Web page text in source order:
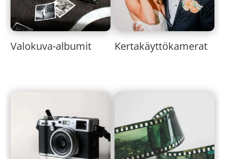
Valokuva-albumit Kertakäyttökamerat